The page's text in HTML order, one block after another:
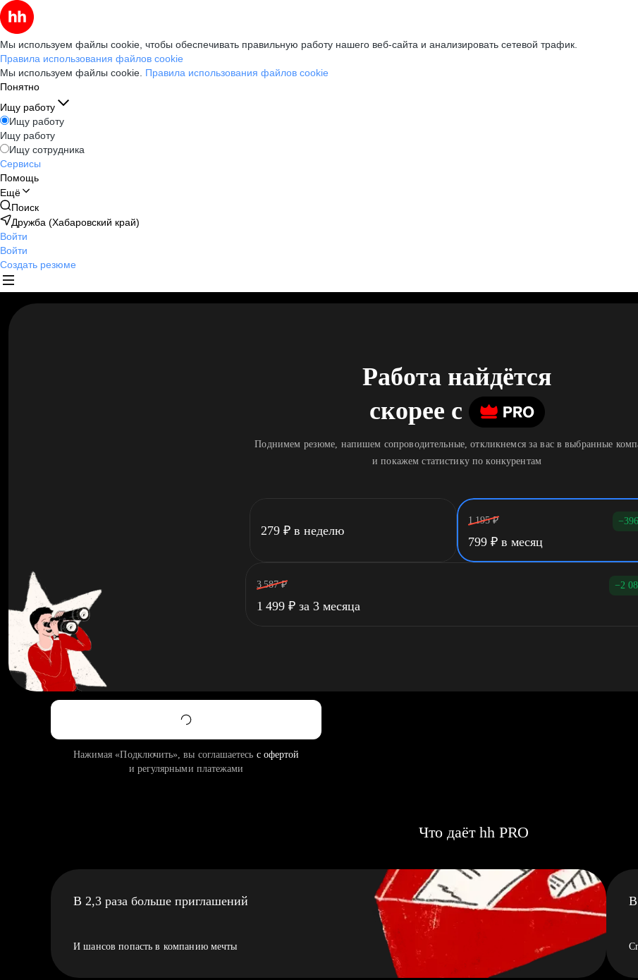
Мы используем файлы cookie, чтобы обеспечивать правильную работу нашего веб-сайта и анализировать сетевой трафик.
Правила использования файлов cookie
Мы используем файлы cookie. Правила использования файлов cookie
Понятно
Ищу работу
Ищу работу
Ищу работу
Ищу сотрудника
Сервисы
Помощь
Ещё
Поиск
Дружба (Хабаровский край)
Войти
Войти
Создать резюме
Работа найдётся
скорее c
Поднимем резюме, напишем сопроводительные, откликнемся за вас в выбранные
и покажем статистику по конкурентам
279 ₽ в неделю
1 195 ₽ −396
799 ₽ в месяц
3 587 ₽ −2
1 499 ₽ за 3 месяца
Нажимая «Подключить», вы соглашаетесь с офертой
и регулярными платежами
Что даёт hh PRO
В 2,3 раза больше приглашений
И шансов попасть в компанию мечты
В